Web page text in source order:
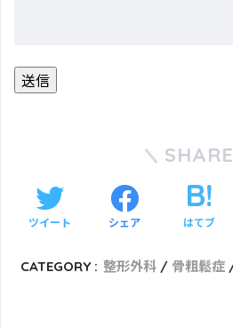
SHARE
ツイート シェア はてブ
CATEGORY : 整形外科 骨粗鬆症